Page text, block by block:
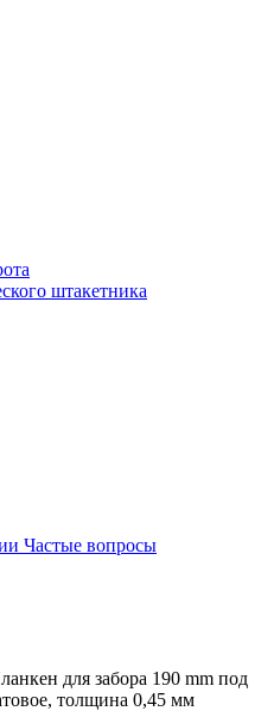
штакетника
Частые вопросы
для забора 190 mm под
толщина 0,45 мм